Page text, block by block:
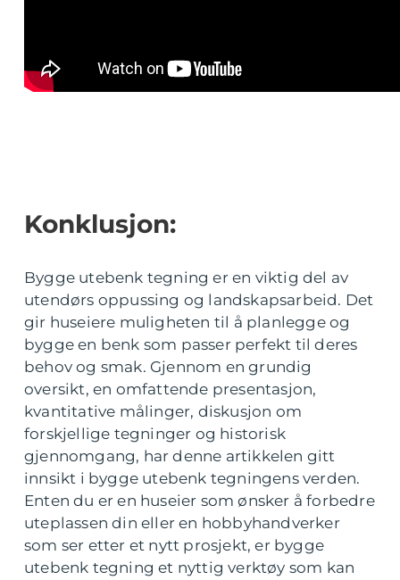
Konklusjon:
Bygge utebenk tegning er en viktig del av
utendørs oppussing og landskapsarbeid. Det
gir huseiere muligheten til å planlegge og
bygge en benk som passer perfekt til deres
behov og smak. Gjennom en grundig
oversikt, en omfattende presentasjon,
kvantitative målinger, diskusjon om
forskjellige tegninger og historisk
gjennomgang, har denne artikkelen gitt
innsikt i bygge utebenk tegningens verden.
Enten du er en huseier som ønsker å forbedre
uteplassen din eller en hobbyhandverker
som ser etter et nytt prosjekt, er bygge
utebenk tegning et nyttig verktøy som kan